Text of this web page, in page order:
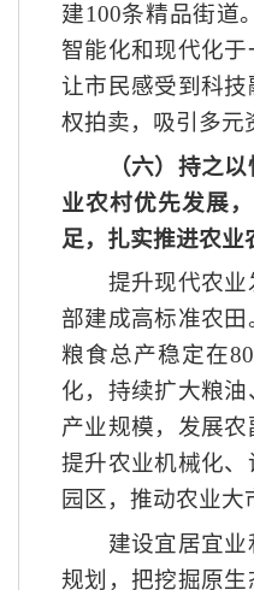
建100条精品街道
智能化和现代化
让市民感受到科
权拍卖，吸引多元
（六）持之
业农村优先发展
足，扎实推进农业
提升现代农业发
部建成高标准农
粮食总产稳定在
化，持续扩大粮
产业规模，发展
提升农业机械化
园区，推动农业大
建设宜居宜业和
规划，把挖掘原